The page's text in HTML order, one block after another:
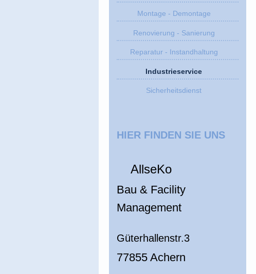
Montage - Demontage
Renovierung - Sanierung
Reparatur - Instandhaltung
Industrieservice
Sicherheitsdienst
HIER FINDEN SIE UNS
AllseKo
Bau & Facility
Management
Güterhallenstr.3
77855 Achern